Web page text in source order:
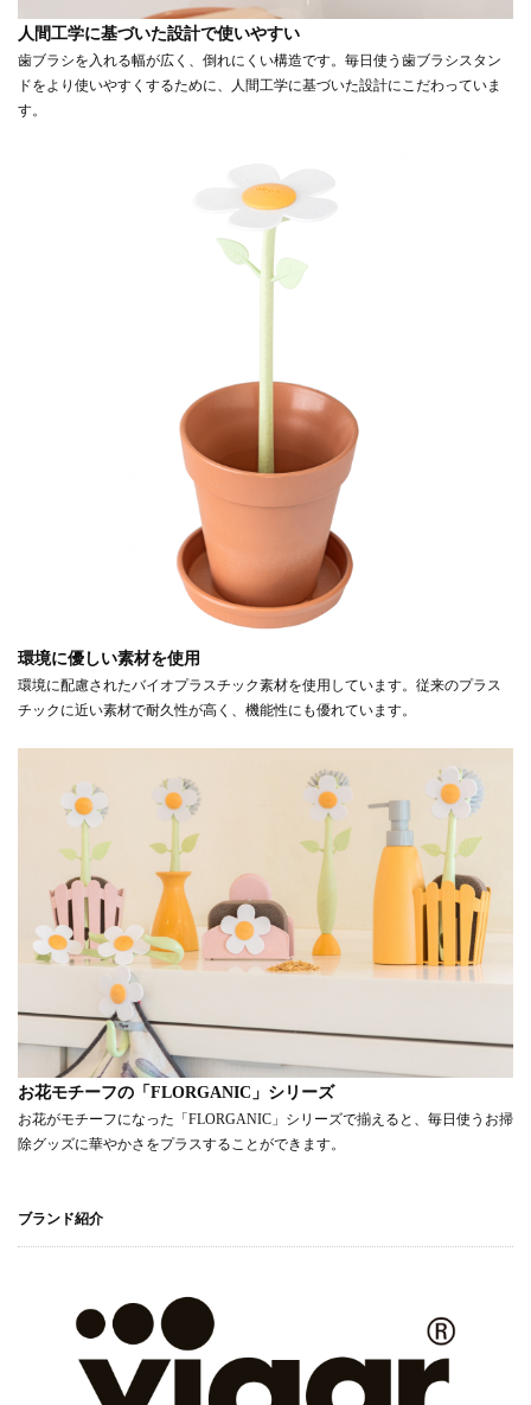
人間工学に基づいた設計で使いやすい
歯ブラシを入れる幅が広く、倒れにくい構造です。毎日使う歯ブラシスタン
ドをより使いやすくするために、人間工学に基づいた設計にこだわっていま
す。
環境に優しい素材を使用
環境に配慮されたバイオプラスチック素材を使用しています。従来のプラス
チックに近い素材で耐久性が高く、機能性にも優れています。
お花モチーフの「FLORGANIC」シリーズ
お花がモチーフになった「FLORGANIC」シリーズで揃えると、毎日使うお掃
除グッズに華やかさをプラスすることができます。
ブランド紹介